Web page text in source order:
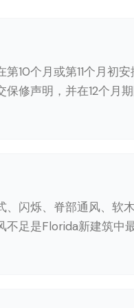
10个月或第11个月初
保修声明，并在12个月
、闪烁、脊部通风、软
足是Florida新建筑中